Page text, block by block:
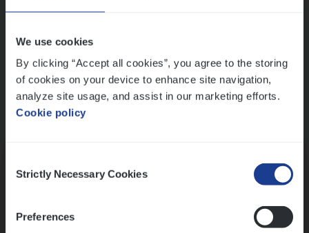
We use cookies
By clicking “Accept all cookies”, you agree to the storing
of cookies on your device to enhance site navigation,
analyze site usage, and assist in our marketing efforts.
Cookie policy
Selection
Strictly Necessary Cookies
Preferences